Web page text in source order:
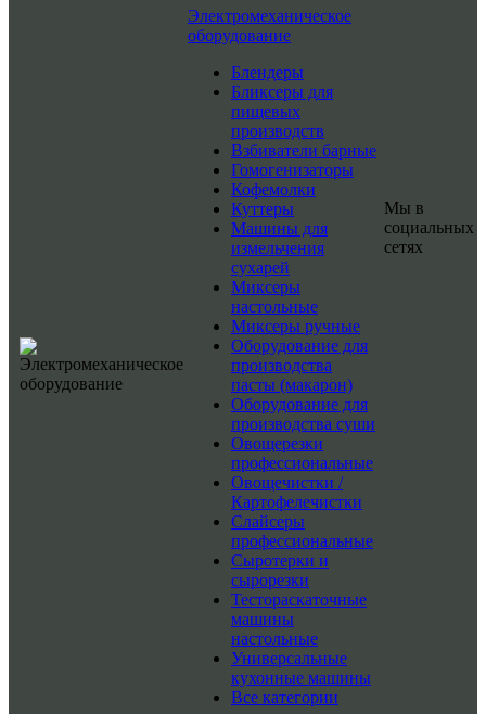
Электромеханическое
оборудование
Блендеры
Бликсеры для
пищевых
производств
Взбиватели барные
Гомогенизаторы
Кофемолки
Куттеры
Машины для
измельчения
сухарей
Миксеры
настольные
Миксеры ручные
Оборудование для
производства
пасты (макарон)
Оборудование для
производства суши
Овощерезки
профессиональные
Овощечистки /
Картофелечистки
Слайсеры
профессиональные
Сыротерки и
сырорезки
Тестораскаточные
машины
настольные
Универсальные
кухонные машины
Все категории
Мы в
социальных
сетях